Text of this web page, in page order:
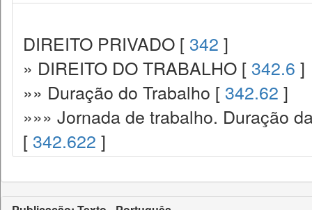
DIREITO PRIVADO [ 342 ]
» DIREITO DO TRABALHO [ 342.6 ]
»» Duração do Trabalho [ 342.62 ]
»»» Jornada de trabalho. Duração
[ 342.622 ]